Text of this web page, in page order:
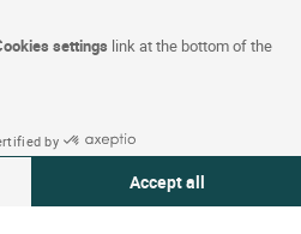
settings link at the bottom of the
by
Accept all